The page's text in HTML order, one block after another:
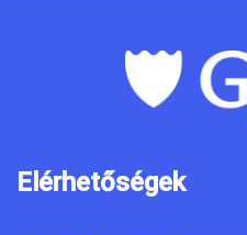
Elérhetőségek